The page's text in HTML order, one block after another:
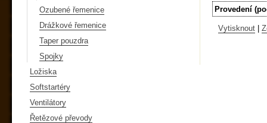
Ozubené řemenice
Drážkové řemenice
Taper pouzdra
Spojky
Ložiska
Softstartéry
Ventilátory
Řetězové převody
Provedení
Vytisknout